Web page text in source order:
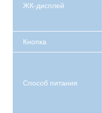
ЖК-дисплей
Кнопка
Способ питания